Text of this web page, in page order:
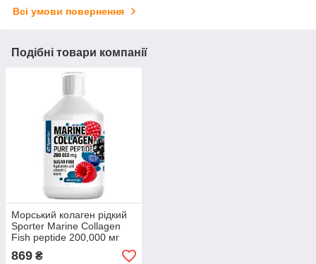
Всі умови повернення
Подібні товари компанії
Морський колаген рідкий
Sporter Marine Collagen
Fish peptide 200,000 мг
500 мл ( смак ягоди )
869 ₴